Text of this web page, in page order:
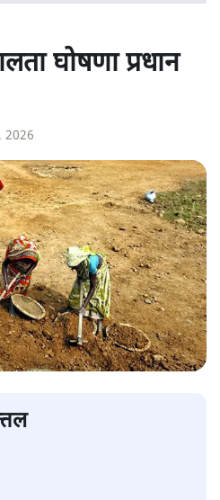
घोषणा प्रधान
2026